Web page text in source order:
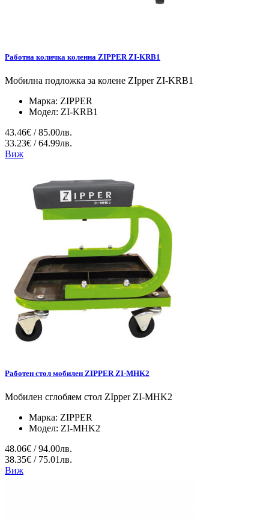
Работна количка коленна ZIPPER ZI-KRB1
Мобилна подложка за колене ZIpper ZI-KRB1
Марка: ZIPPER
Модел: ZI-KRB1
43.46€ / 85.00лв.
33.23€ / 64.99лв.
Виж
Работен стол мобилен ZIPPER ZI-MHK2
Мобилен сглобяем стол ZIpper ZI-MHK2
Марка: ZIPPER
Модел: ZI-MHK2
48.06€ / 94.00лв.
38.35€ / 75.01лв.
Виж